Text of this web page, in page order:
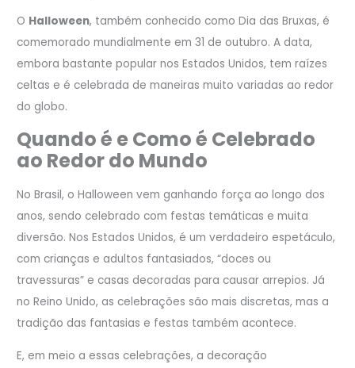
O Halloween, também conhecido como Dia das Bruxas, é
comemorado mundialmente em 31 de outubro. A data,
embora bastante popular nos Estados Unidos, tem raízes
celtas e é celebrada de maneiras muito variadas ao redor
do globo.
Quando é e Como é Celebrado
ao Redor do Mundo
No Brasil, o Halloween vem ganhando força ao longo dos
anos, sendo celebrado com festas temáticas e muita
diversão. Nos Estados Unidos, é um verdadeiro espetáculo,
com crianças e adultos fantasiados, “doces ou
travessuras” e casas decoradas para causar arrepios. Já
no Reino Unido, as celebrações são mais discretas, mas a
tradição das fantasias e festas também acontece.
E, em meio a essas celebrações, a decoração